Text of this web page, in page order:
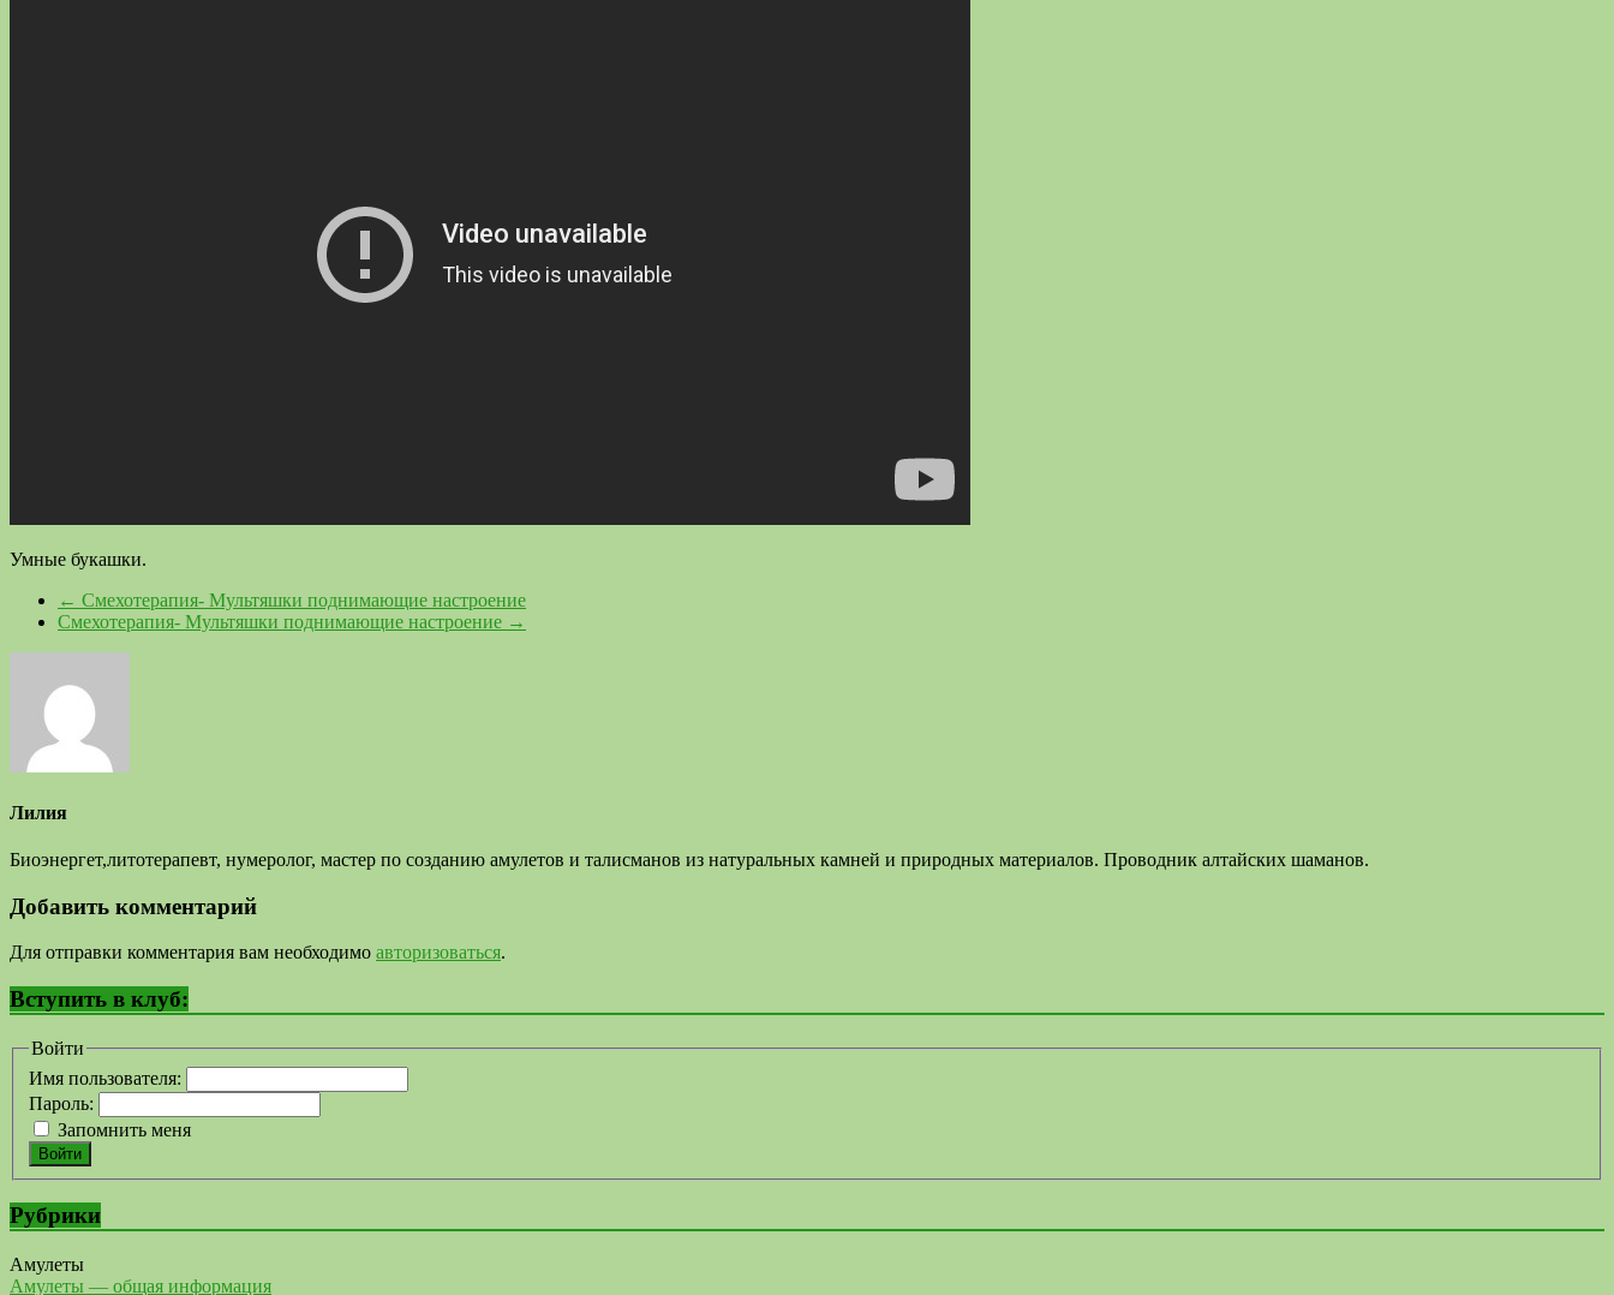
Умные букашки.
← Смехотерапия- Мультяшки поднимающие настроение
Смехотерапия- Мультяшки поднимающие настроение →
Лилия
Биоэнергет,литотерапевт, нумеролог, мастер по созданию амулетов и талисманов из натуральных камней и природных материалов. Проводник алтайских шаманов.
Добавить комментарий
Для отправки комментария вам необходимо авторизоваться.
Вступить в клуб:
Войти
Имя пользователя:
Пароль:
Запомнить меня
Войти
Рубрики
Амулеты
Амулеты — общая информация